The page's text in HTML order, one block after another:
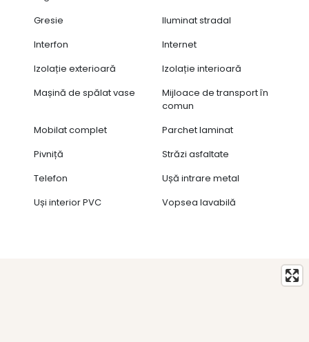
Gresie
Iluminat stradal
Interfon
Internet
Izolație exterioară
Izolație interioară
Mașină de spălat vase
Mijloace de transport în
comun
Mobilat complet
Parchet laminat
Pivniță
Străzi asfaltate
Telefon
Ușă intrare metal
Uși interior PVC
Vopsea lavabilă